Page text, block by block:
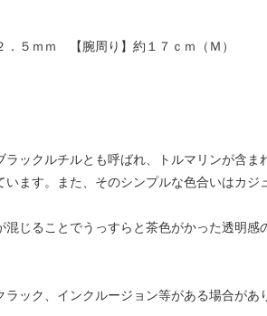
５ｍｍ 【腕周り】約１７ｃｍ（Ｍ）
ックルチルとも呼ばれ、トルマリンが含
ます。また、そのシンプルな色合いはカジ
じることでうっすらと茶色がかった透明
ック、インクルージョン等がある場合があ